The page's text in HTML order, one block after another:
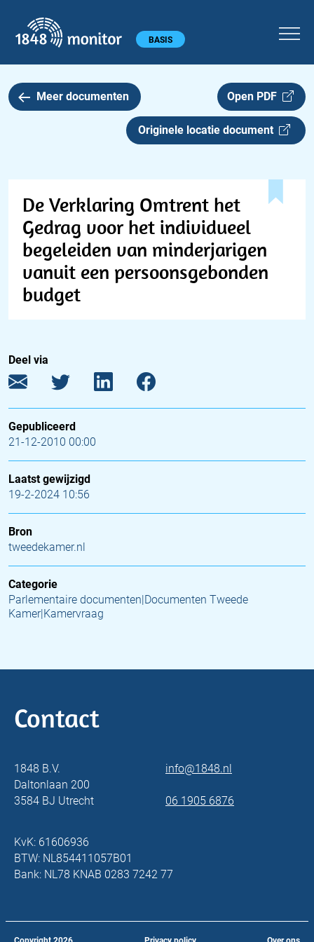
Hoofdmenu BASIS
Meer documenten Open PDF
Originele locatie document
De Verklaring Omtrent het
Gedrag voor het individueel
begeleiden van minderjarigen
vanuit een persoonsgebonden
budget
Deel via
Gepubliceerd
21-12-2010 00:00
Laatst gewijzigd
19-2-2024 10:56
Bron
tweedekamer.nl
Categorie
Parlementaire documenten|Documenten Tweede
Kamer|Kamervraag
Contact
1848 B.V.
Daltonlaan 200
3584 BJ Utrecht
info@1848.nl
06 1905 6876
KvK: 61606936
BTW: NL854411057B01
Bank: NL78 KNAB 0283 7242 77